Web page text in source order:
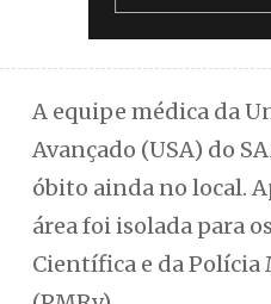
A equipe médica da
Avançado (USA) do
óbito ainda no local.
área foi isolada para
Científica e da